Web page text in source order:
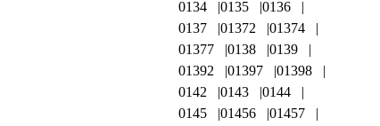
0134
0135
0136
0137
01372
01374
01377
0138
0139
01392
01397
01398
0142
0143
0144
0145
01456
01457